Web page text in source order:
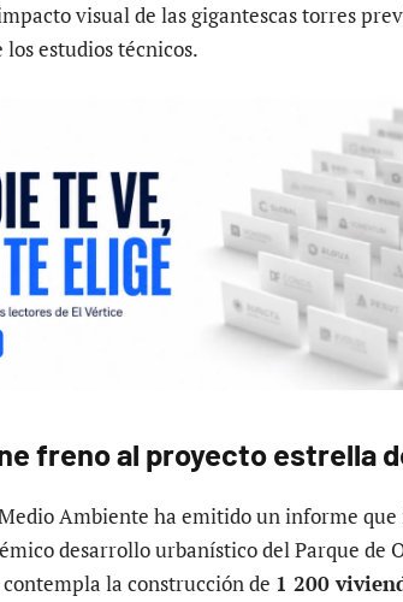
visual de las gigantescas torres
estudios técnicos.
freno al proyecto estrella
Ambiente ha emitido un informe
desarrollo urbanístico del Parque de
la construcción de 1 200